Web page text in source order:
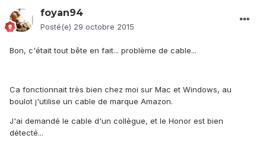
foyan94
Posté(e) 29 octobre 2015
Bon, c'était tout bête en fait... problème de cable...
Ca fonctionnait très bien chez moi sur Mac et Windows, au
boulot j'utilise un cable de marque Amazon.
J'ai demandé le cable d'un collègue, et le Honor est bien
détecté...